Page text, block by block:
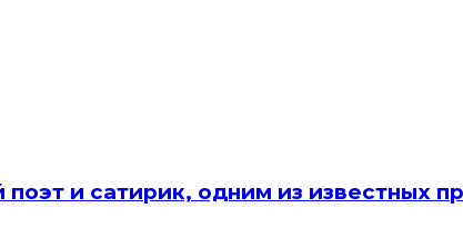
поэт и сатирик, одним из известных